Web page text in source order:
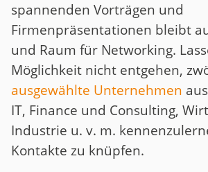
spannenden Vorträgen und
Firmenpräsentationen bleibt
und Raum für Networking.
Möglichkeit nicht entgehen,
ausgewählte Unternehmen
IT, Finance und Consulting,
Industrie u. v. m.
Kontakte zu knüpfen.